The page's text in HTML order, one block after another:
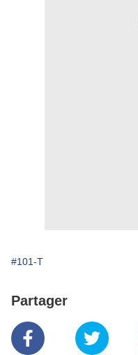
#101-T
Partager